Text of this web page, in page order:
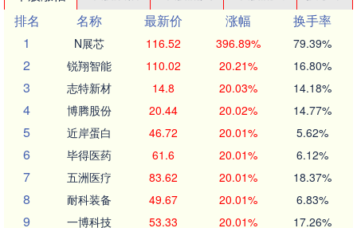
排名
名称 最新价 涨幅
换手率
1
N展芯 116.52 396.89% 79.39%
2 锐翔智能 110.02 20.21% 16.80%
3 志特新材 14.8 20.03% 14.18%
4 博腾股份 20.44 20.02% 14.77%
5 近岸蛋白 46.72 20.01% 5.62%
6 毕得医药 61.6 20.01% 6.12%
7 五洲医疗 83.62 20.01% 18.37%
8 耐科装备 49.67 20.01% 6.83%
9 一博科技 53.33 20.01% 17.26%